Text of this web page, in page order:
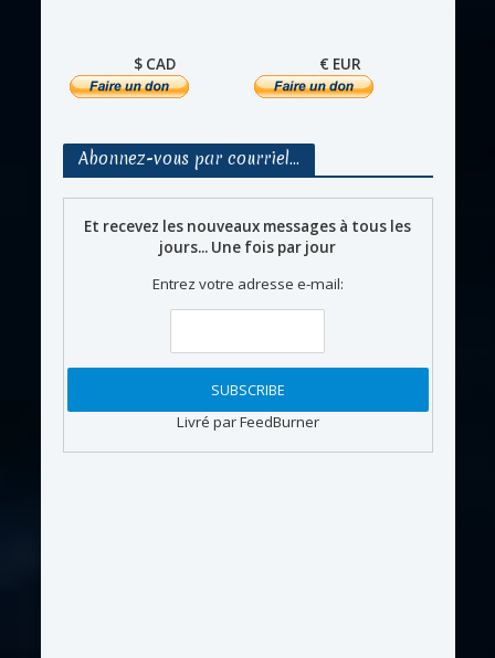
$ CAD € EUR
Abonnez-vous par courriel…
Et recevez les nouveaux messages à tous les
jours... Une fois par jour
Entrez votre adresse e-mail:
Livré par FeedBurner